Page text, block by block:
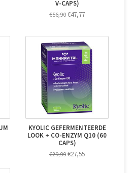
V-CAPS)
€56,90 €47,77
KYOLIC GEFERMENTEERDE
LOOK + CO-ENZYM Q10 (60
CAPS)
€29,99 €27,55